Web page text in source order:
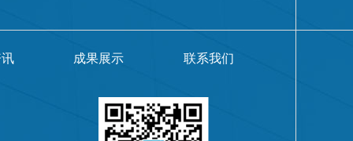
成果展示 联系我们